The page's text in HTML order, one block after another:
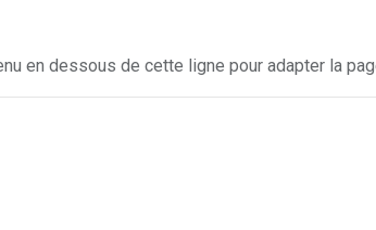
en dessous de cette ligne pour adapter la